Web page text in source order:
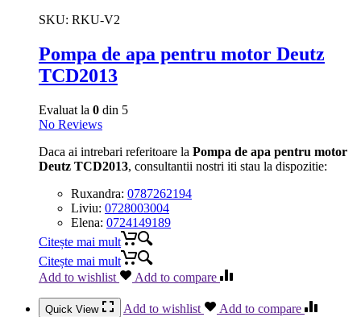
SKU: RKU-V2
Pompa de apa pentru motor Deutz
TCD2013
Evaluat la 0 din 5
No Reviews
Daca ai intrebari referitoare la Pompa de apa pentru motor
Deutz TCD2013, consultantii nostri iti stau la dispozitie:
Ruxandra: 0787262194
Liviu: 0728003004
Elena: 0724149189
Citește mai mult
Citește mai mult
Add to wishlist
Add to compare
Quick View Add to wishlist Add to compare